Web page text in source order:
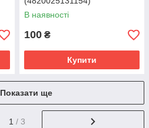
В наявності
100 ₴
Купити
Показати ще
1 / 3